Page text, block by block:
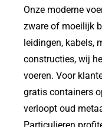
Onze moderne
zware of moeilijk
leidingen, kabels,
constructies, wij
voeren. Voor
gratis containers
verloopt oud